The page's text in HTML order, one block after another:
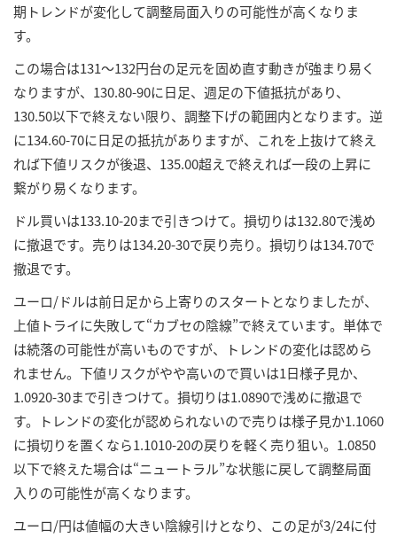
期トレンドが変化して調整局面入りの可能性が高くなりま
す。
この場合は131～132円台の足元を固め直す動きが強まり易く
なりますが、130.80-90に日足、週足の下値抵抗があり、
130.50以下で終えない限り、調整下げの範囲内となります。逆
に134.60-70に日足の抵抗がありますが、これを上抜けて終え
れば下値リスクが後退、135.00超えで終えれば一段の上昇に
繋がり易くなります。
ドル買いは133.10-20まで引きつけて。損切りは132.80で浅め
に撤退です。売りは134.20-30で戻り売り。損切りは134.70で
撤退です。
ユーロ/ドルは前日足から上寄りのスタートとなりましたが、
上値トライに失敗して“カブセの陰線”で終えています。単体で
は続落の可能性が高いものですが、トレンドの変化は認めら
れません。下値リスクがやや高いので買いは1日様子見か、
1.0920-30まで引きつけて。損切りは1.0890で浅めに撤退で
す。トレンドの変化が認められないので売りは様子見か1.1060
に損切りを置くなら1.1010-20の戻りを軽く売り狙い。1.0850
以下で終えた場合は“ニュートラル”な状態に戻して調整局面
入りの可能性が高くなります。
ユーロ/円は値幅の大きい陰線引けとなり、この足が3/24に付